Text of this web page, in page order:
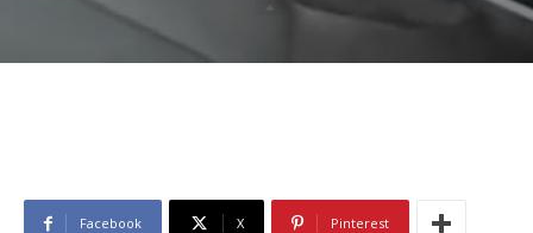
Facebook X Pinterest